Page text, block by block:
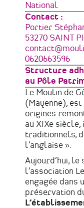
National
Contact :
Portier
Adresse
53270 SAINT
France
Courriel
Téléphone
0620663596
Structure
au Pôle
Le Moulin de
(Mayenne),
origines
au XIXe
traditionnels,
l’anglaise ».
Aujourd’hui,
l’association
engagée dans
préservation